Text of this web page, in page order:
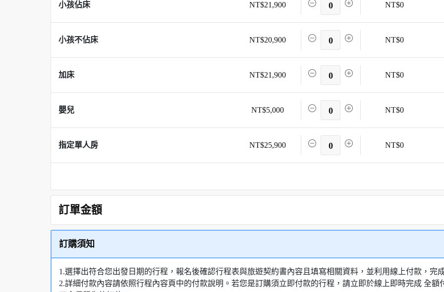
小孩佔床 NT$21,900 0 NT$0
小孩不佔床 NT$20,900 0 NT$0
加床 NT$21,900 0 NT$0
嬰兒 NT$5,000 0 NT$0
指定單人房 NT$25,900 0 NT$0
訂單金額
訂購須知
1.選擇出符合您出發日期的行程，報名後確認行程表與旅遊契約書內容且填寫相關資料，並利用線上付款，完
2.詳細付款內容請依照行程內容頁中的付款說明。若您是訂購須立即付款的行程，請立即於線上即時完成 全